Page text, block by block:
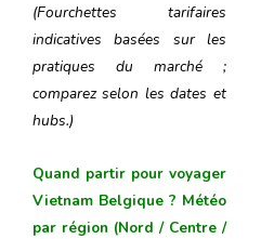
(Fourchettes tarifaires
indicatives basées sur les
pratiques du marché ;
comparez selon les dates et
hubs.)
Quand partir pour voyager
Vietnam Belgique ? Météo
par région (Nord / Centre /